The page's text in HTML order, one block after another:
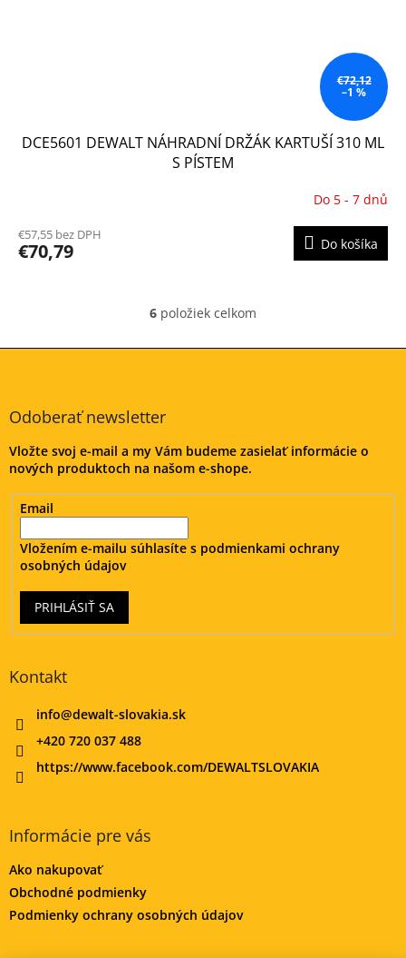
€72,12
–1 %
DCE5601 DEWALT NÁHRADNÍ DRŽÁK KARTUŠÍ 310 ML
S PÍSTEM
Do 5 - 7 dnů
€57,55 bez DPH
€70,79 Do košíka
O
l
e
p
r
y
v
s
6 položiek celkom
Z
Odoberať newsletter
Vložte svoj e-mail a my Vám budeme zasielať informácie o
nových produktoch na našom e-shope.
Email
Vložením e-mailu súhlasíte s podmienkami ochrany
osobných údajov
PRIHLÁSIŤ SA
Kontakt
info@dewalt-slovakia.sk
+420 720 037 488
https://www.facebook.com/DEWALTSLOVAKIA
Informácie pre vás
Ako nakupovať
Obchodné podmienky
Podmienky ochrany osobných údajov